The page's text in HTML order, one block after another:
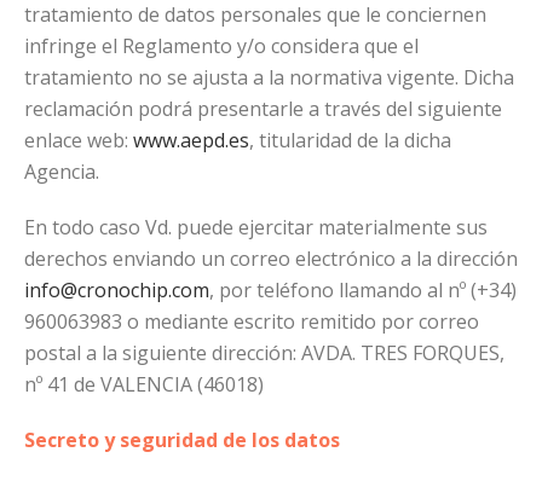
tratamiento de datos personales que le conciernen
infringe el Reglamento y/o considera que el
tratamiento no se ajusta a la normativa vigente. Dicha
reclamación podrá presentarle a través del siguiente
enlace web: www.aepd.es, titularidad de la dicha
Agencia.
En todo caso Vd. puede ejercitar materialmente sus
derechos enviando un correo electrónico a la dirección
info@cronochip.com, por teléfono llamando al nº (+34)
960063983 o mediante escrito remitido por correo
postal a la siguiente dirección: AVDA. TRES FORQUES,
nº 41 de VALENCIA (46018)
Secreto y seguridad de los datos